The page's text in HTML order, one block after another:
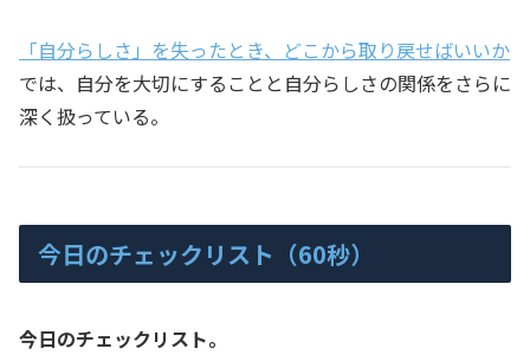
「自分らしさ」を失ったとき、どこから取り戻せばいいか
では、自分を大切にすることと自分らしさの関係をさらに
深く扱っている。
今日のチェックリスト（60秒）
今日のチェックリスト。